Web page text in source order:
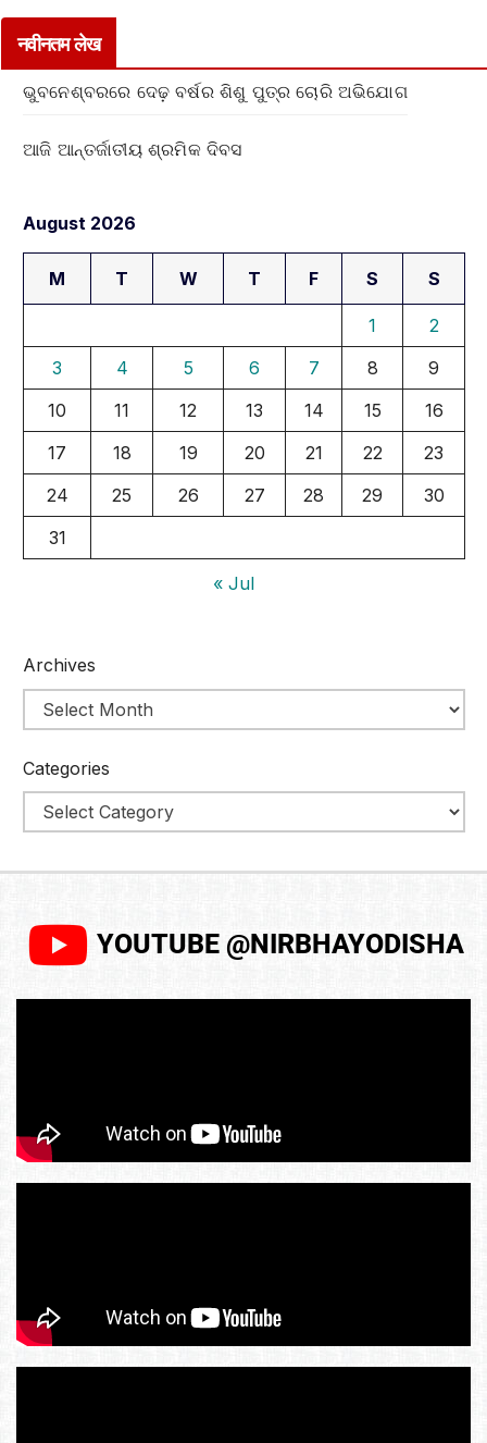
नवीनतम लेख
ଭୁବନେଶ୍ବରରେ ଦେଢ଼ ବର୍ଷର ଶିଶୁ ପୁତ୍ର ଚୋରି ଅଭିଯୋଗ
ଆଜି ଆନ୍ତର୍ଜାତୀୟ ଶ୍ରମିକ ଦିବସ
August 2026
M T W T F S S
1
2
3
4 5 6 7 8
9
10
11 12 13 14 15
16
17
18 19 20 21 22
23
24
25 26 27 28 29
30
31
« Jul
Archives
Categories
YOUTUBE @NIRBHAYODISHA